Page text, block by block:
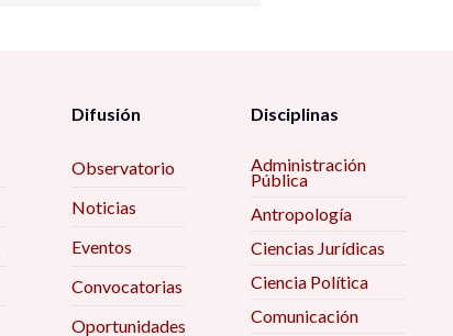
Difusión
Observatorio
Noticias
Eventos
Convocatorias
Oportunidades
Disciplinas
Administración
Pública
Antropología
Ciencias Jurídicas
Ciencia Política
Comunicación